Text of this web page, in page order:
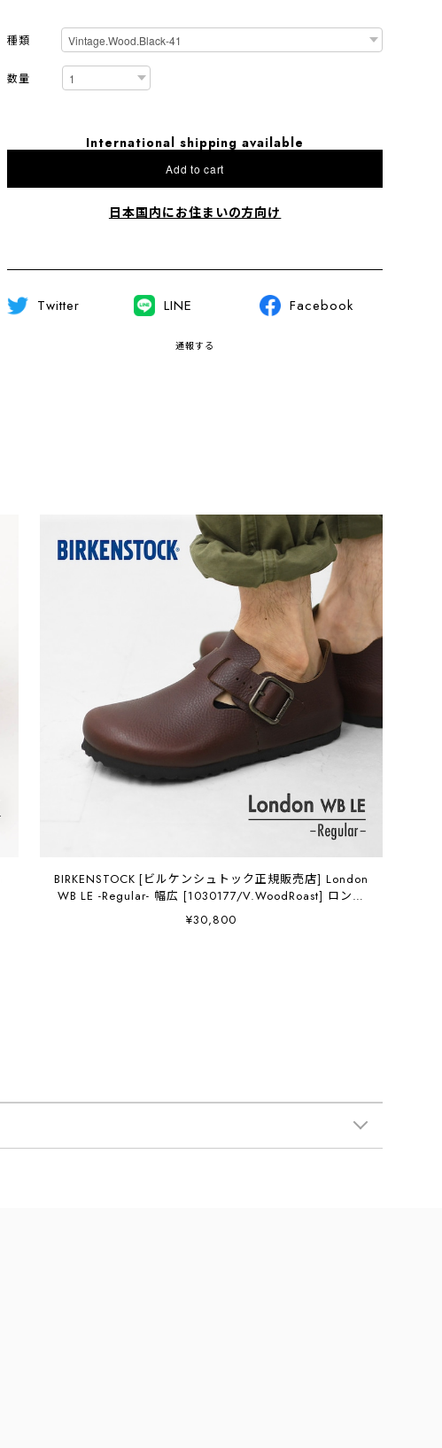
種類
数量
International shipping available
Add to cart
日本国内にお住まいの方向け
Twitter LINE Facebook
通報する
BIRKENSTOCK [ビルケンシュトック正規販売店] London
WB LE -Regular- 幅広 [1030177/V.WoodRoast] ロンド
ン ワイヤー バックル / Vintage.Wood.Roast・横幅レギ
ュラー・アニリンレザー・スエードシューズ・シームレ
¥30,800